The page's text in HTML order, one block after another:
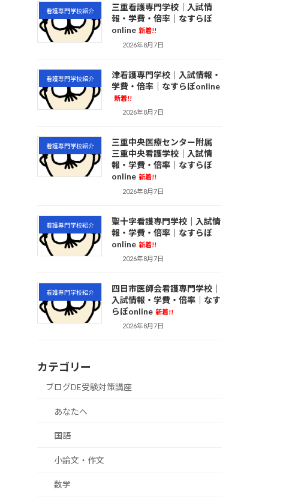
看護専門学校紹介
三重看護専門学校｜入試情
報・学費・倍率｜なすらぼ
online 新着!!
2026年8月7日
看護専門学校紹介
津看護専門学校｜入試情報・
学費・倍率｜なすらぼonline
新着!!
2026年8月7日
看護専門学校紹介
三重中央医療センター附属
三重中央看護学校｜入試情
報・学費・倍率｜なすらぼ
online 新着!!
2026年8月7日
看護専門学校紹介
聖十字看護専門学校｜入試情
報・学費・倍率｜なすらぼ
online 新着!!
2026年8月7日
看護専門学校紹介
四日市医師会看護専門学校｜
入試情報・学費・倍率｜なす
らぼonline 新着!!
2026年8月7日
カテゴリー
ブログDE受験対策講座
あなたへ
国語
小論文・作文
数学